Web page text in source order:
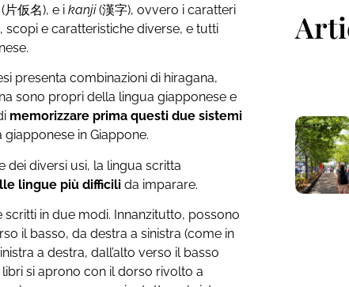
(片仮名), e ikanji(漢字), ovvero i caratteri
scopi e caratteristiche diverse, e tutti
presenta combinazioni di hiragana,
sono propri della lingua giapponese e
memorizzare prima questi due sistemi
in Giappone.
dei diversi usi, la lingua scritta
lingue più difficili da imparare.
scritti in due modi. Innanzitutto, possono
il basso, da destra a sinistra (come in
a destra, dall’alto verso il basso
si aprono con il dorso rivolto a